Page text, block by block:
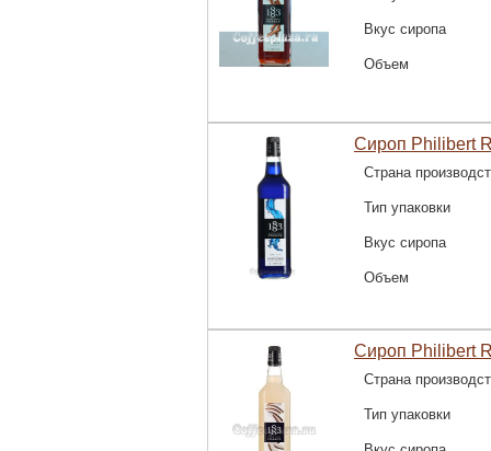
Вкус сиропа
Объем
Сироп Philibert
Страна
Тип упаковки
Вкус сиропа
Объем
Сироп Philibert
Страна
Тип упаковки